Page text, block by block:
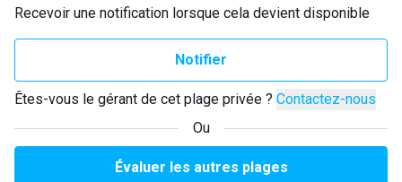
Recevoir une notification lorsque cela devient disponible
Notifier
Êtes-vous le gérant de cet plage privée ? Contactez-nous
Ou
Évaluer les autres plages